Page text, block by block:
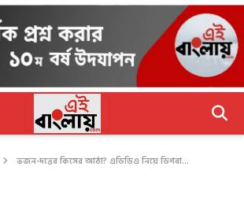
ভজন-দত্তের কিসের আঠা? এডিডিএ নিয়ে ডিগবা...